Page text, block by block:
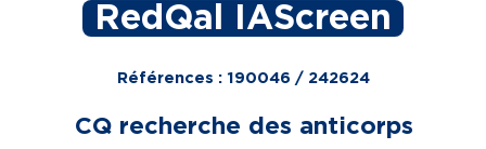
RedQal IAScreen
Références : 190046 / 242624
CQ recherche des anticorps